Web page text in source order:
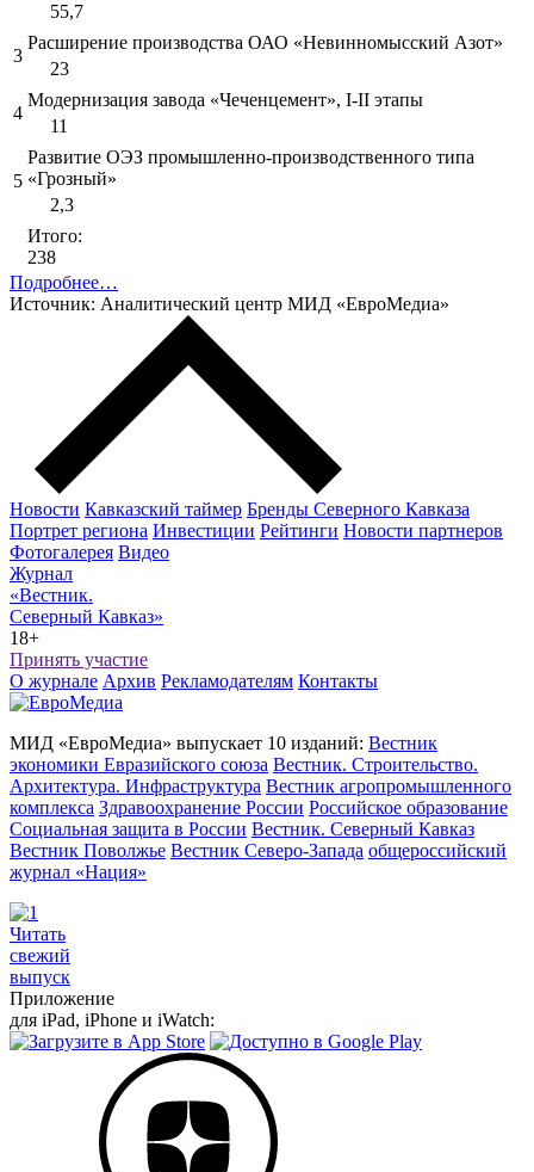
55,7
3
Расширение производства ОАО «Невинномысский Азот»
23
4
Модернизация завода «Чеченцемент», I-II этапы
11
5
Развитие ОЭЗ промышленно-производственного типа
«Грозный»
2,3
Итого:
238
Подробнее…
Источник: Аналитический центр МИД «ЕвроМедиа»
Новости Кавказский таймер Бренды Северного Кавказа
Портрет региона Инвестиции Рейтинги Новости партнеров
Фотогалерея Видео
Журнал
«Вестник.
Северный Кавказ»
18+
Принять участие
О журнале Архив Рекламодателям Контакты
МИД «ЕвроМедиа» выпускает 10 изданий: Вестник
экономики Евразийского союза Вестник. Строительство.
Архитектура. Инфраструктура Вестник агропромышленного
комплекса Здравоохранение России Российское образование
Социальная защита в России Вестник. Северный Кавказ
Вестник Поволжье Вестник Северо-Запада общероссийский
журнал «Нация»
Читать
свежий
выпуск
Приложение
для iPad, iPhone и iWatch: